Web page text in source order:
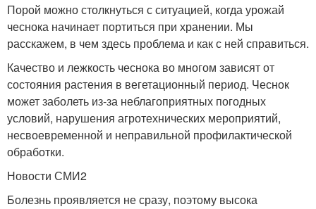
Порой можно столкнуться с ситуацией, когда урожай
чеснока начинает портиться при хранении. Мы
расскажем, в чем здесь проблема и как с ней справиться.
Качество и лежкость чеснока во многом зависят от
состояния растения в вегетационный период. Чеснок
может заболеть из-за неблагоприятных погодных
условий, нарушения агротехнических мероприятий,
несвоевременной и неправильной профилактической
обработки.
Новости СМИ2
Болезнь проявляется не сразу, поэтому высока